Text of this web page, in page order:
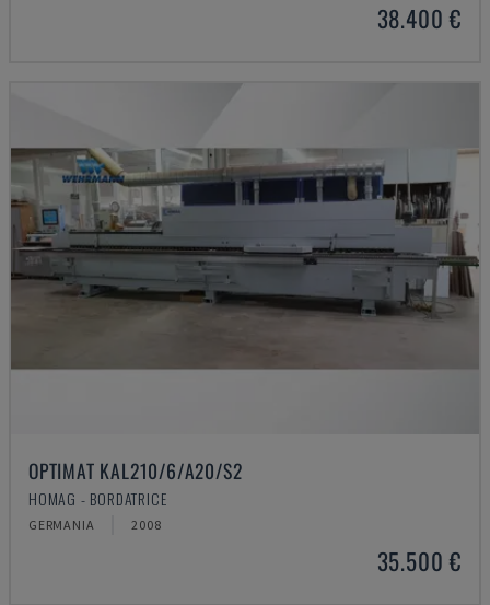
38.400 €
OPTIMAT KAL210/6/A20/S2
HOMAG - BORDATRICE
GERMANIA 2008
35.500 €